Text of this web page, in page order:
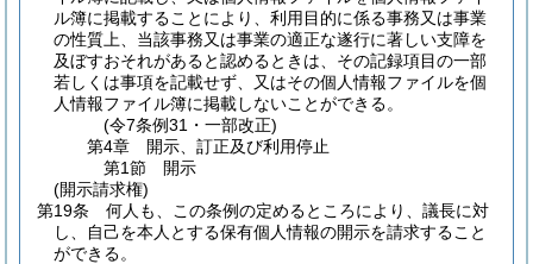
ル簿に掲載することにより、利用目的に係る事務又は事業
の性質上、当該事務又は事業の適正な遂行に著しい支障を
及ぼすおそれがあると認めるときは、その記録項目の一部
若しくは事項を記載せず、又はその個人情報ファイルを個
人情報ファイル簿に掲載しないことができる。
(令7条例31・一部改正)
第4章
開示、訂正及び利用停止
第1節
開示
(開示請求権)
第19条
何人も、この条例の定めるところにより、議長に対
し、自己を本人とする保有個人情報の開示を請求すること
ができる。